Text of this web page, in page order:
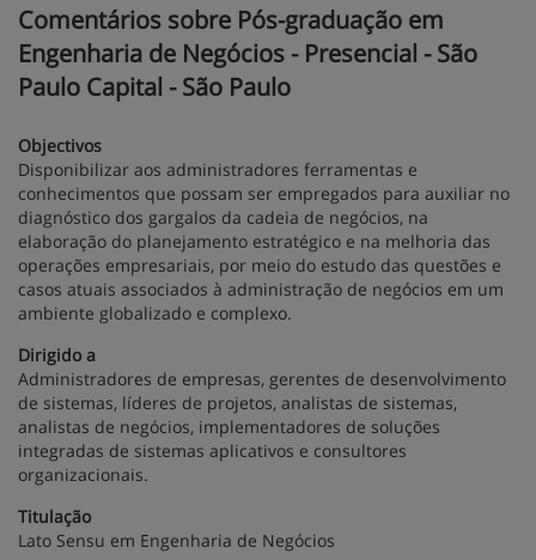
Comentários sobre Pós-graduação em
Engenharia de Negócios - Presencial - São
Paulo Capital - São Paulo
Objectivos
Disponibilizar aos administradores ferramentas e
conhecimentos que possam ser empregados para auxiliar no
diagnóstico dos gargalos da cadeia de negócios, na
elaboração do planejamento estratégico e na melhoria das
operações empresariais, por meio do estudo das questões e
casos atuais associados à administração de negócios em um
ambiente globalizado e complexo.
Dirigido a
Administradores de empresas, gerentes de desenvolvimento
de sistemas, líderes de projetos, analistas de sistemas,
analistas de negócios, implementadores de soluções
integradas de sistemas aplicativos e consultores
organizacionais.
Titulação
Lato Sensu em Engenharia de Negócios